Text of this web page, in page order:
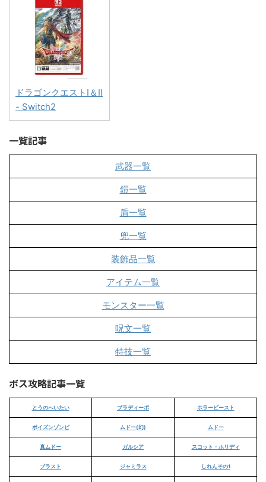
ドラゴンクエストI＆II
- Switch2
一覧記事
武器一覧
鎧一覧
盾一覧
兜一覧
装飾品一覧
アイテム一覧
モンスター一覧
呪文一覧
特技一覧
ボス攻略記事一覧
とうのへいたい ブラディーポ ホラービースト
ポイズンゾンビ ムドー(幻) ムドー
真ムドー ガルシア スコット・ホリディ
ブラスト ジャミラス しれんその1